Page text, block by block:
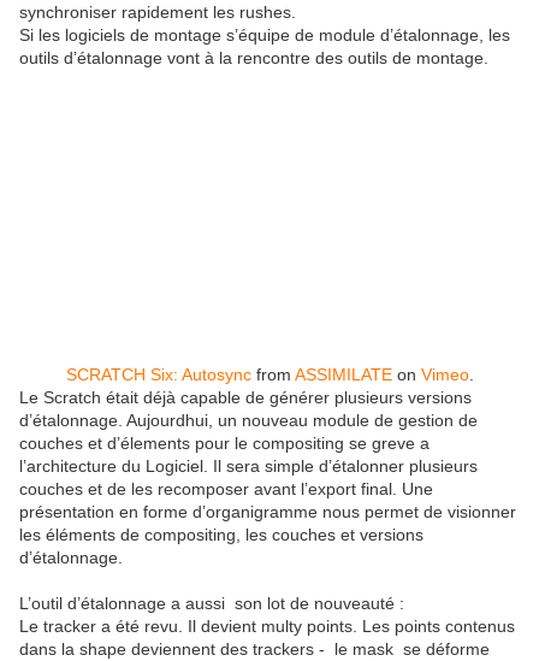
synchroniser rapidement les rushes.
Si les logiciels de montage s’équipe de module d’étalonnage, les
outils d’étalonnage vont à la rencontre des outils de montage.
SCRATCH Six: Autosyncfrom ASSIMILATEon Vimeo.
Le Scratch était déjà capable de générer plusieurs versions
d’étalonnage. Aujourdhui, un nouveau module de gestion de
couches et d’élements pour le compositing se greve a
l’architecture du Logiciel. Il sera simple d’étalonner plusieurs
couches et de les recomposer avant l’export final. Une
présentation en forme d’organigramme nous permet de visionner
les éléments de compositing, les couches et versions
d’étalonnage.
L’outil d’étalonnage a aussi son lot de nouveauté :
Le tracker a été revu. Il devient multy points. Les points contenus
dans la shape deviennent des trackers -
le mask se déforme